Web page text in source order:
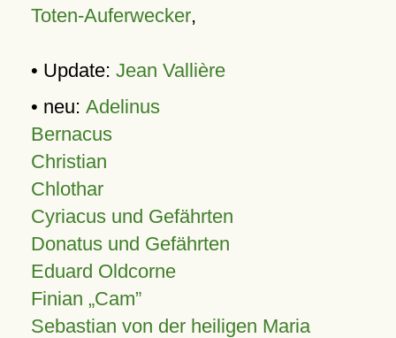
Toten-Auferwecker,
• Update: Jean Vallière
• neu: Adelinus
Bernacus
Christian
Chlothar
Cyriacus und Gefährten
Donatus und Gefährten
Eduard Oldcorne
Finian Cam
Sebastian von der heiligen Maria